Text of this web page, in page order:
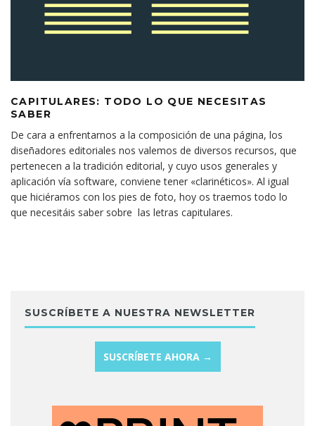
CAPITULARES: TODO LO QUE NECESITAS
SABER
De cara a enfrentarnos a la composición de una página, los
diseñadores editoriales nos valemos de diversos recursos, que
pertenecen a la tradición editorial, y cuyo usos generales y
aplicación vía software, conviene tener «clarinéticos». Al igual
que hiciéramos con los pies de foto, hoy os traemos todo lo
que necesitáis saber sobre las letras capitulares.
SUSCRÍBETE A NUESTRA NEWSLETTER
SUSCRÍBETE AHORA →